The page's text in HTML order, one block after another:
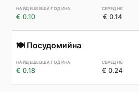
€ 0.10 € 0.14
🍽️ Посудомийна
€ 0.18 € 0.24